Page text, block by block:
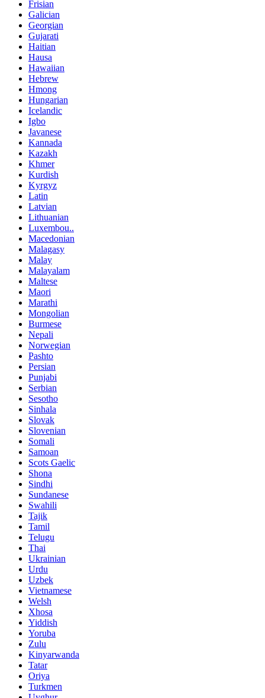
Frisian
Galician
Georgian
Gujarati
Haitian
Hausa
Hawaiian
Hebrew
Hmong
Hungarian
Icelandic
Igbo
Javanese
Kannada
Kazakh
Khmer
Kurdish
Kyrgyz
Latin
Latvian
Lithuanian
Luxembou..
Macedonian
Malagasy
Malay
Malayalam
Maltese
Maori
Marathi
Mongolian
Burmese
Nepali
Norwegian
Pashto
Persian
Punjabi
Serbian
Sesotho
Sinhala
Slovak
Slovenian
Somali
Samoan
Scots Gaelic
Shona
Sindhi
Sundanese
Swahili
Tajik
Tamil
Telugu
Thai
Ukrainian
Urdu
Uzbek
Vietnamese
Welsh
Xhosa
Yiddish
Yoruba
Zulu
Kinyarwanda
Tatar
Oriya
Turkmen